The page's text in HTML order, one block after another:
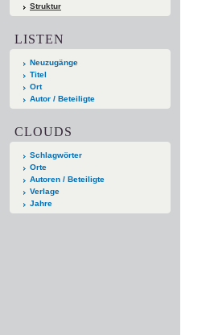
Struktur
LISTEN
Neuzugänge
Titel
Ort
Autor / Beteiligte
CLOUDS
Schlagwörter
Orte
Autoren / Beteiligte
Verlage
Jahre